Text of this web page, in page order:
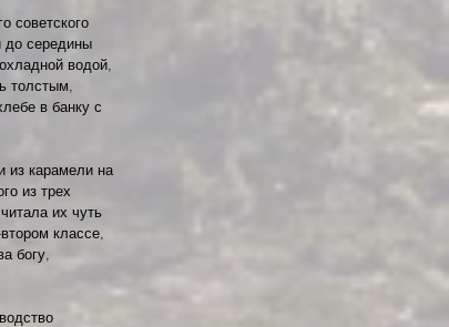
советского
до середины
водой,
толстым,
в банку с
из карамели на
из трех
их чуть
классе,
богу,